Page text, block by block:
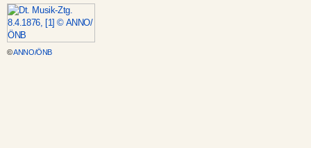
©ANNO/ÖNB